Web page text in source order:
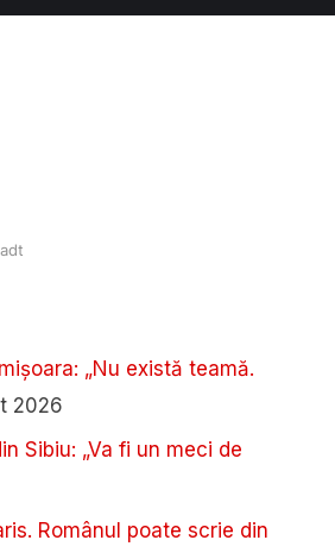
„Nu există teamă.
2026
Sibiu: „Va fi un meci de
Românul poate scrie din